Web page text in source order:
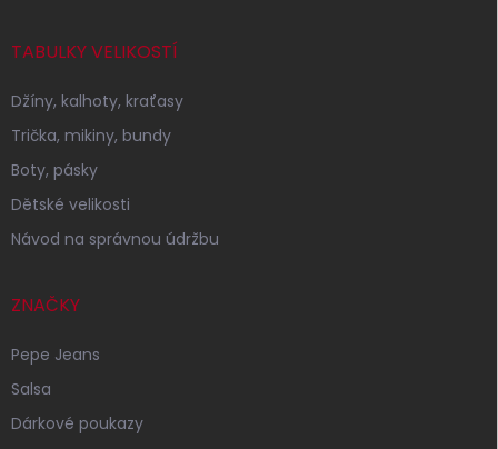
TABULKY VELIKOSTÍ
Džíny, kalhoty, kraťasy
Trička, mikiny, bundy
Boty, pásky
Dětské velikosti
Návod na správnou údržbu
ZNAČKY
Pepe Jeans
Salsa
Dárkové poukazy